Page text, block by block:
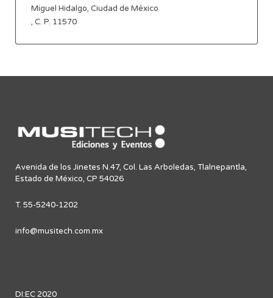
Miguel Hidalgo, Ciudad de México
, C. P. 11570
Avenida de los Jinetes N.47, Col. Las Arboledas, Tlalnepantla,
Estado de México, CP 54026
T. 55-5240-1202
info@musitech.com.mx
DI:EC 2020